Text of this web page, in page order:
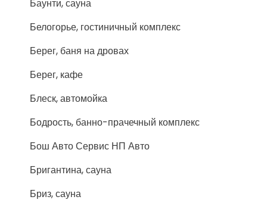
Баунти, сауна
Белогорье, гостиничный комплекс
Берег, баня на дровах
Берег, кафе
Блеск, автомойка
Бодрость, банно-прачечный комплекс
Бош Авто Сервис НП Авто
Бригантина, сауна
Бриз, сауна